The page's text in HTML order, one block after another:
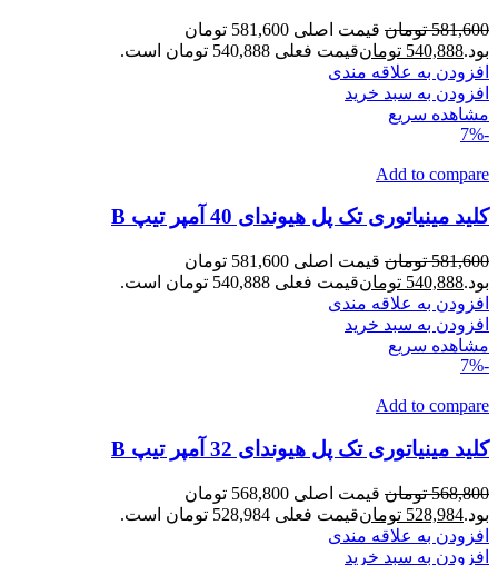
581,600 تومان
قیمت اصلی 581,600 تومان
بود.540,888 تومانقیمت فعلی 540,888 تومان است.
افزودن به علاقه مندی
افزودن به سبد خرید
مشاهده سریع
-7%
Add to compare
کلید مینیاتوری تک پل هیوندای 40 آمپر تیپ B
581,600 تومان
قیمت اصلی 581,600 تومان
بود.540,888 تومانقیمت فعلی 540,888 تومان است.
افزودن به علاقه مندی
افزودن به سبد خرید
مشاهده سریع
-7%
Add to compare
کلید مینیاتوری تک پل هیوندای 32 آمپر تیپ B
568,800 تومان
قیمت اصلی 568,800 تومان
بود.528,984 تومانقیمت فعلی 528,984 تومان است.
افزودن به علاقه مندی
افزودن به سبد خرید